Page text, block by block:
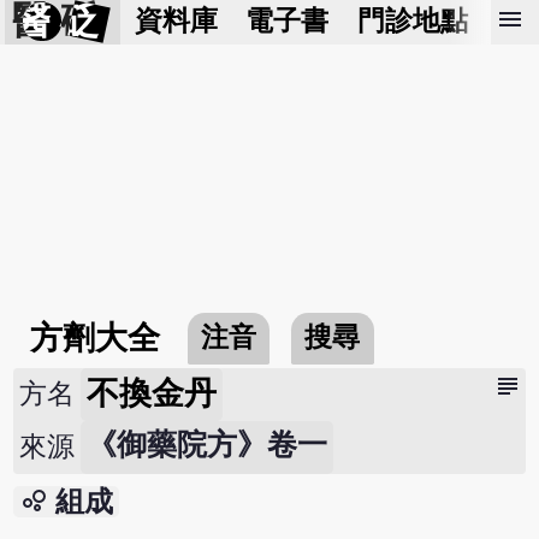
醫 砭 資料庫 電子書 門診地點 預
menu
方劑大全 注音 搜尋
subject
方名 不換金丹
來源 《御藥院方》卷一
bubble_chart 組成